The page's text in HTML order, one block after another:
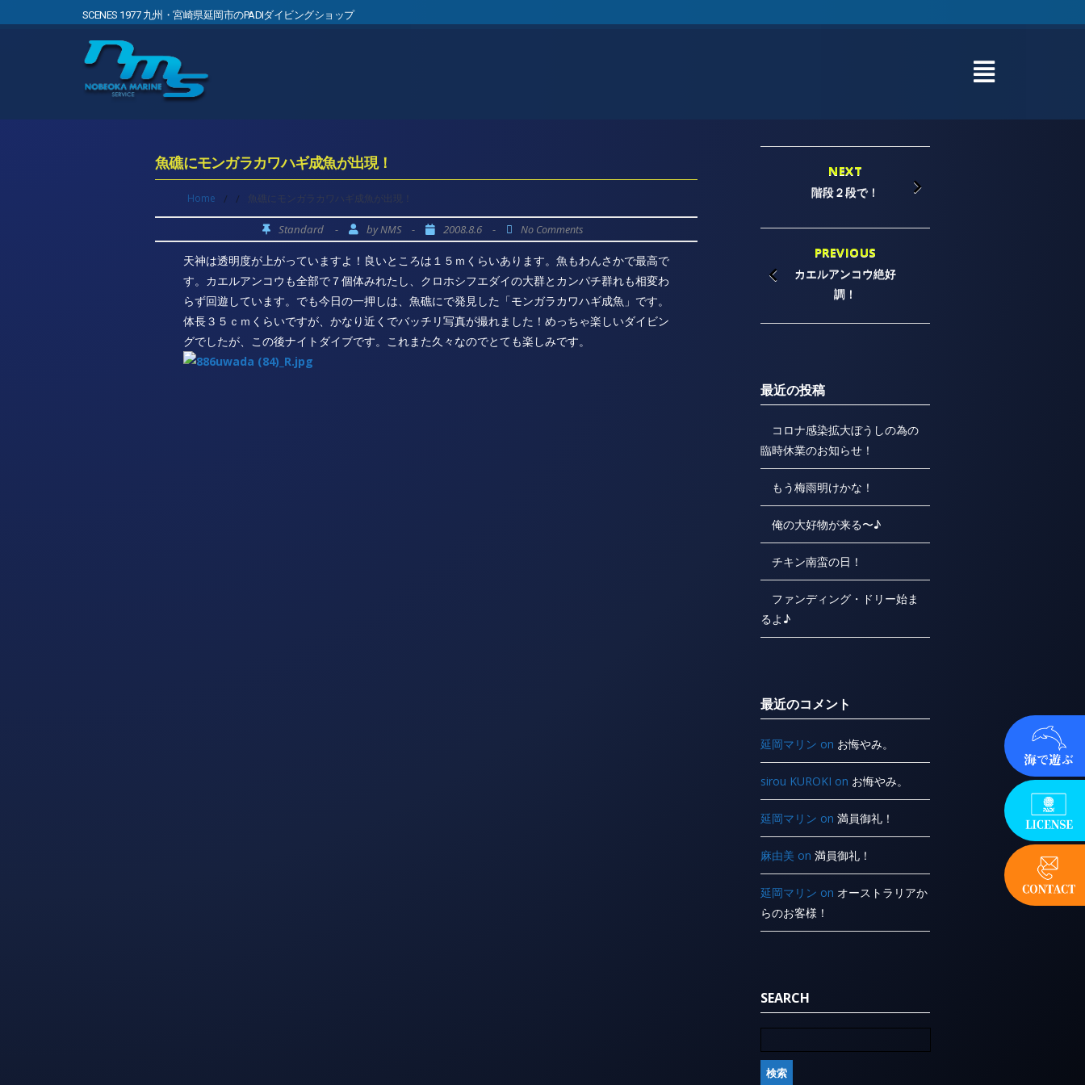
SCENES 1977 九州・宮崎県延岡市のPADIダイビングショップ
魚礁にモンガラカワハギ成魚が出現！
Home / / 魚礁にモンガラカワハギ成魚が出現！
Standard - byNMS - 2008.8.6 - No Comments
天神は透明度が上がっていますよ！良いところは１５ｍくらいあります。魚もわんさかで最高で
す。カエルアンコウも全部で７個体みれたし、クロホシフエダイの大群とカンパチ群れも相変わ
らず回遊しています。でも今日の一押しは、魚礁にで発見した「モンガラカワハギ成魚」です。
体長３５ｃｍくらいですが、かなり近くでバッチリ写真が撮れました！めっちゃ楽しいダイビン
グでしたが、この後ナイトダイブです。これまた久々なのでとても楽しみです。
NEXT
階段２段で！
PREVIOUS
カエルアンコウ絶好
調！
最近の投稿
コロナ感染拡大ぼうしの為の
臨時休業のお知らせ！
もう梅雨明けかな！
俺の大好物が来る〜♪
チキン南蛮の日！
ファンディング・ドリー始ま
るよ♪
最近のコメント
延岡マリン on お悔やみ。
sirou KUROKI on お悔やみ。
延岡マリン on満員御礼！
麻由美 on満員御礼！
延岡マリン on オーストラリアか
らのお客様！
SEARCH